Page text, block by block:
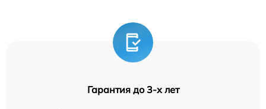
Гарантия до 3-х лет